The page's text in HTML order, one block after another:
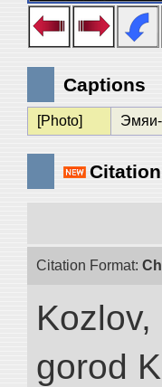
Captions
[Photo]
Citation Format:
Kozlov,
gorod